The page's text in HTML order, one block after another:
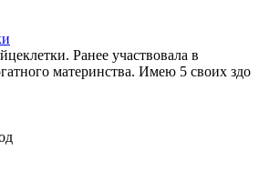
Ранее участвовала в
материнства. Имею 5 своих здо